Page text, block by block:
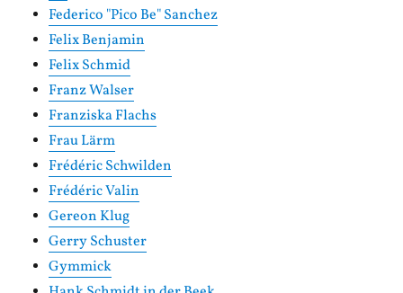
Federico "Pico Be" Sanchez
Felix Benjamin
Felix Schmid
Franz Walser
Franziska Flachs
Frau Lärm
Frédéric Schwilden
Frédéric Valin
Gereon Klug
Gerry Schuster
Gymmick